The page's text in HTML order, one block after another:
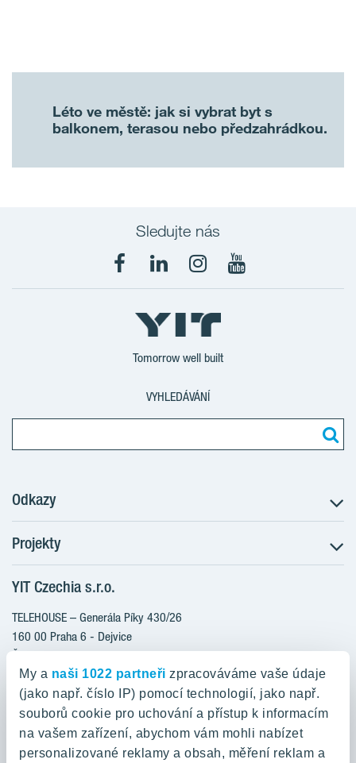
My a naši 1022 partneři zpracováváme vaše údaje
(jako např. číslo IP) pomocí technologií, jako např.
souborů cookie pro uchování a přístup k informacím
na vašem zařízení, abychom vám mohli nabízet
personalizované reklamy a obsah, měření reklam a
Léto ve městě: jak si vybrat byt s
balkonem, terasou nebo předzahrádkou.
Sledujte nás
Tomorrow well built
VYHLEDÁVÁNÍ
Odkazy
Postup koupě
Klientské změny
Aktuality
Blog
Kariéra
O nás
YIT PLUS
Projekty
RANTA Barrandov III
RANTA Barrandov IV
TOIVO Roztyly II
KALEVALA
VIRTA Kladno
KATTILA Kamýk
YIT Czechia s.r.o.
TELEHOUSE – Generála Píky 430/26
160 00 Praha 6 - Dejvice
Česká republika
800 200 666
domov@yit.cz